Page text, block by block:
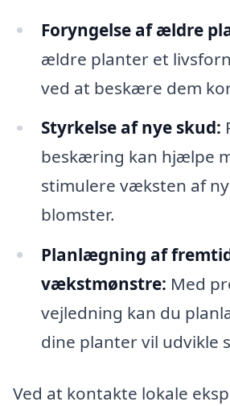
Foryngelse af ældre
ældre planter et
ved at beskære dem
Styrkelse af nye skud:
beskæring kan hjælpe
stimulere væksten af
blomster.
Planlægning af
vækstmønstre: Med
vejledning kan du
dine planter vil udvikle
Ved at kontakte lokale